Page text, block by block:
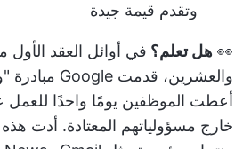
وتقدم قيمة جيدة
👀 هل تعلم؟ في أوائل العقد الأول
أعطت الموظفين يومًا واحدًا للعمل
خارج مسؤولياتهم المعتادة. أدت هذه